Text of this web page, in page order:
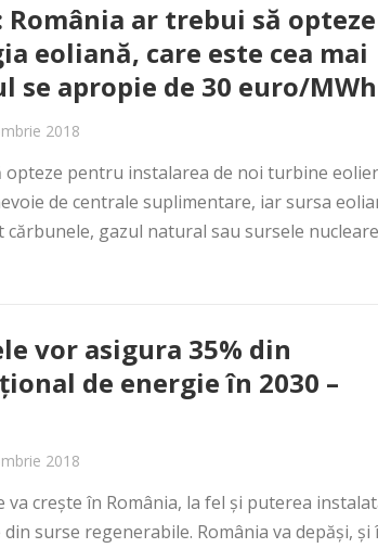
România ar trebui să opteze
eoliană, care este cea mai
se apropie de 30 euro/MWh
2018
opteze pentru instalarea de noi turbine
de centrale suplimentare, iar sursa
gazul natural sau sursele
vor asigura 35% din
de energie în 2030 –
2018
va creşte în România, la fel şi puterea
surse regenerabile. România va depăşi, şi